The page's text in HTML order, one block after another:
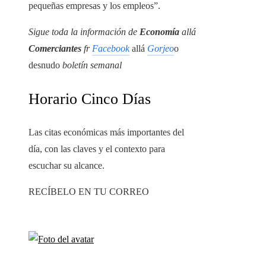
pequeñas empresas y los empleos”.
Sigue toda la información de Economía allá
Comerciantes fr Facebookallá Gorjeoo
desnudo boletín semanal
Horario Cinco Días
Las citas económicas más importantes del
día, con las claves y el contexto para
escuchar su alcance.
RECÍBELO EN TU CORREO